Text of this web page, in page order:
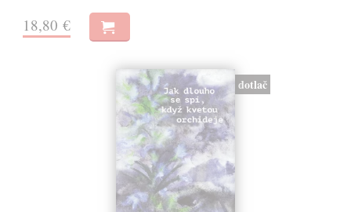
18,80 €
dotlač